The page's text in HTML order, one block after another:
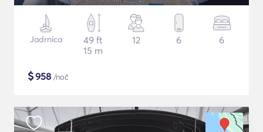
Jadrnica
49 ft
15 m
12 6 6
$958 /noč